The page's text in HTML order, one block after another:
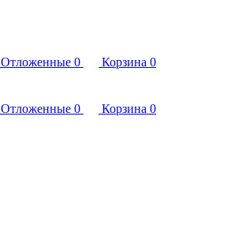
Отложенные 0 Корзина 0
Отложенные 0 Корзина 0